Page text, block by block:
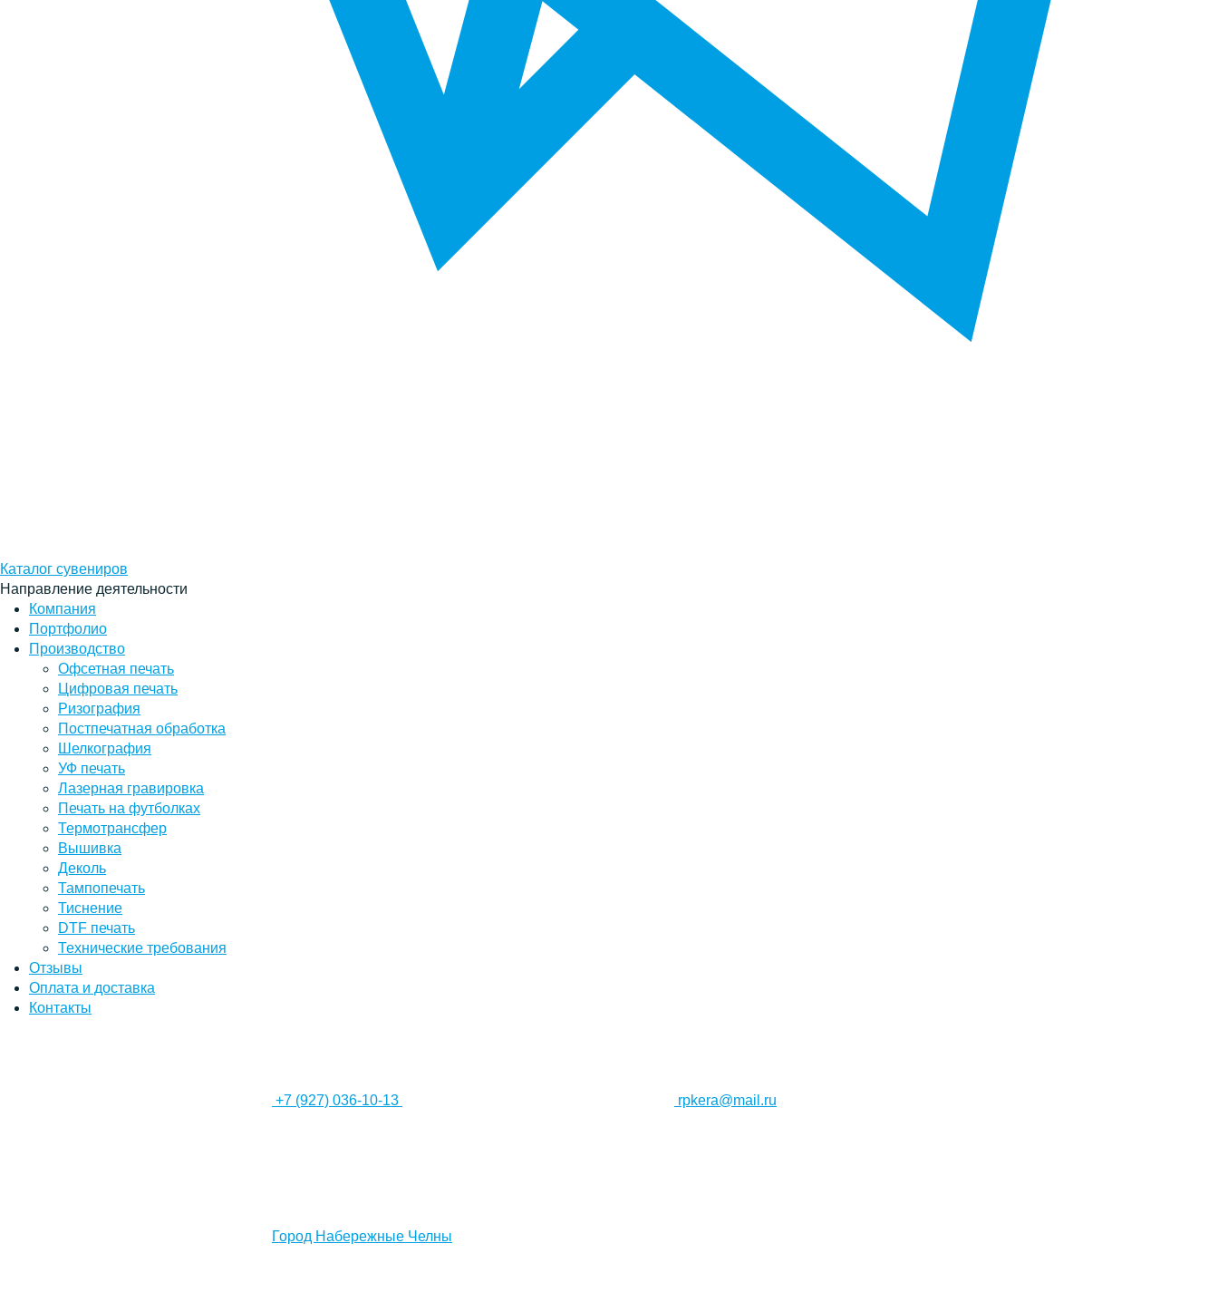
Каталог сувениров
Направление деятельности
Компания
Портфолио
Производство
Офсетная печать
Цифровая печать
Ризография
Постпечатная обработка
Шелкография
УФ печать
Лазерная гравировка
Печать на футболках
Термотрансфер
Вышивка
Деколь
Тампопечать
Тиснение
DTF печать
Технические требования
Отзывы
Оплата и доставка
Контакты
+7 (927) 036-10-13 rpkera@mail.ru
Город Набережные Челны